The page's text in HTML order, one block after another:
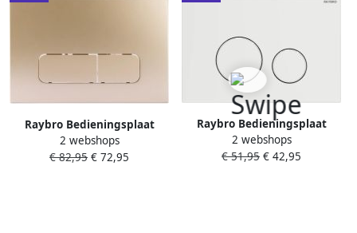
Raybro Bedieningsplaat
Mocha 45 TBV Geberit UP100
UP320 UP300 UP700 UP720
2 webshops
€ 82,95 € 72,95
Raybro Bedieningsplaat
Cortado 15 TBV Geberit
UP100 UP320 Wit
2 webshops
€ 51,95 € 42,95